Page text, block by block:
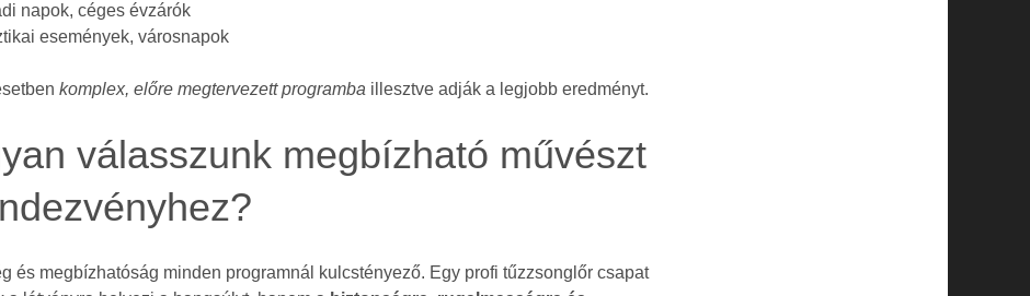
napok, céges évzárók
események, városnapok
komplex, előre megtervezett programba illesztve adják a legjobb eredményt.
válasszunk megbízható művészt
és megbízhatóság minden programnál kulcstényező. Egy profi tűzzsonglőr csapat